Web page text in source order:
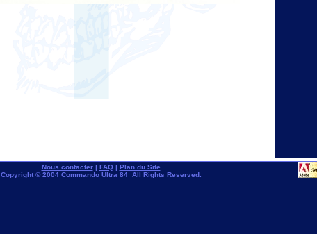
Nous contacter| FAQ| Plan du Site
Copyright © 2004 Commando Ultra 84 All Rights Reserved.